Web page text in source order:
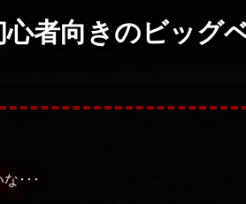
者向きのビッグ
･･･